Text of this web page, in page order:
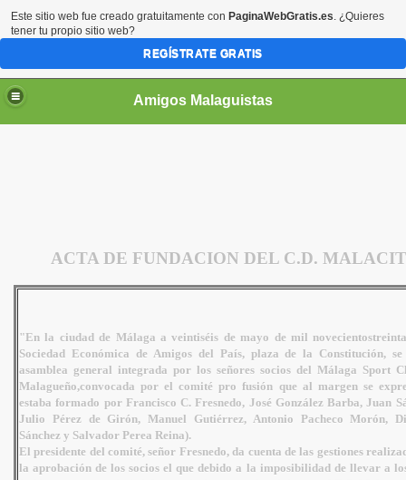
Amigos Malaguistas
ACTA DE FUNDACION DEL C.D.
"En la ciudad de Málaga a veintiséis de mayo de mil novecientos
Sociedad Económica de Amigos del País, plaza dela Constitución,
asamblea general integrada por los señores socios del Málaga Sport
Malagueño,convocada por el comité pro fusión que al margen se
estaba formado por Francisco C. Fresnedo, José GonzálezBarba, Juan
Julio Pérez de Girón, Manuel Gutiérrez, Antonio Pacheco Morón,
Sánchez y Salvador Perea Reina).
El presidente del comité, señor Fresnedo, da cuenta de las gestiones
la aprobación de los socios el que debido a la imposibilidad de llevar a
Este sitio web fue creado gratuitamente con PaginaWebGratis.es. ¿Quieres
tener tu propio sitio web?
REGÍSTRATE GRATIS